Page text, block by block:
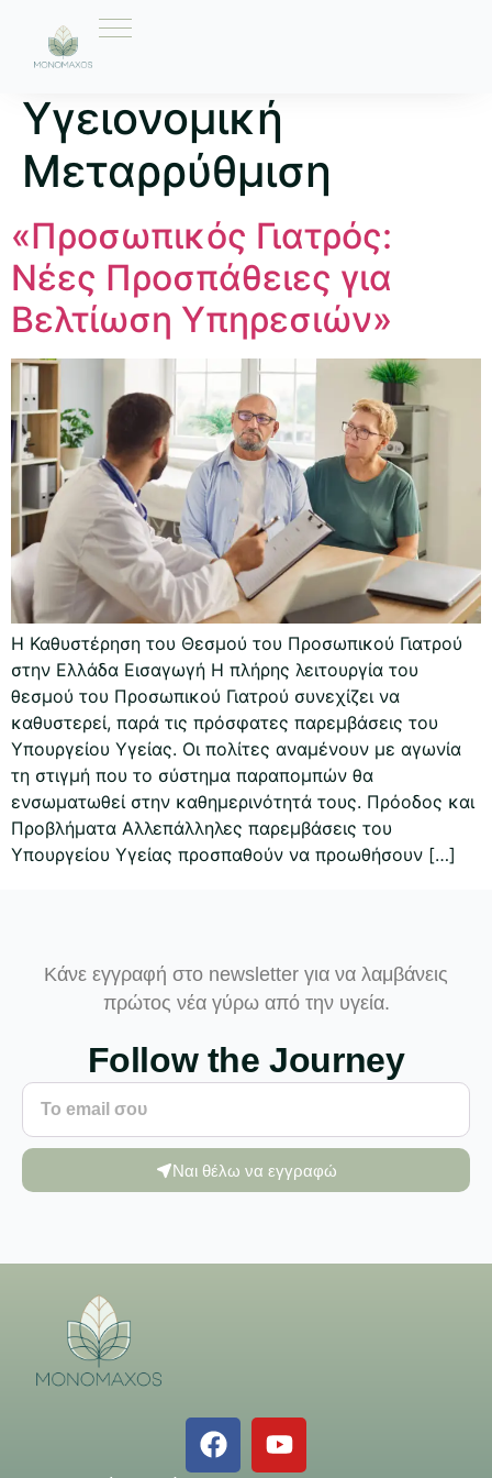
Ετικέτα:
Υγειονομική
Μεταρρύθμιση
«Προσωπικός Γιατρός:
Νέες Προσπάθειες για
Βελτίωση Υπηρεσιών»
Η Καθυστέρηση του Θεσμού του Προσωπικού Γιατρού
στην Ελλάδα Εισαγωγή Η πλήρης λειτουργία του
θεσμού του Προσωπικού Γιατρού συνεχίζει να
καθυστερεί, παρά τις πρόσφατες παρεμβάσεις του
Υπουργείου Υγείας. Οι πολίτες αναμένουν με αγωνία
τη στιγμή που το σύστημα παραπομπών θα
ενσωματωθεί στην καθημερινότητά τους. Πρόοδος και
Προβλήματα Αλλεπάλληλες παρεμβάσεις του
Υπουργείου Υγείας προσπαθούν να προωθήσουν […]
Κάνε εγγραφή στο newsletter για να λαμβάνεις
πρώτος νέα γύρω από την υγεία.
Follow the Journey
Ναι θέλω να εγγραφώ